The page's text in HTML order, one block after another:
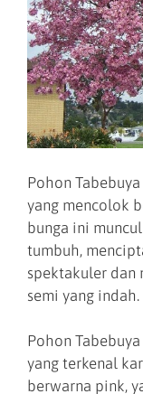
Pohon
yang mencolok
bunga ini
tumbuh,
spektakuler dan
semi yang indah.
Pohon
yang terkenal
berwarna pink,